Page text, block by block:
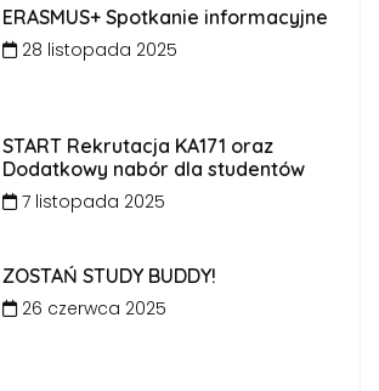
ERASMUS+ Spotkanie informacyjne
28 listopada 2025
START Rekrutacja KA171 oraz
Dodatkowy nabór dla studentów
7 listopada 2025
ZOSTAŃ STUDY BUDDY!
26 czerwca 2025